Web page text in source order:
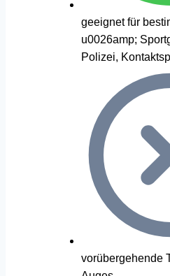
geeignet für
u0026amp;
Polizei,
vorübergehende